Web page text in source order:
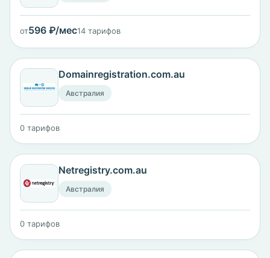
от596 ₽/мес14 тарифов
Domainregistration.com.au
Австралия
0 тарифов
Netregistry.com.au
Австралия
0 тарифов